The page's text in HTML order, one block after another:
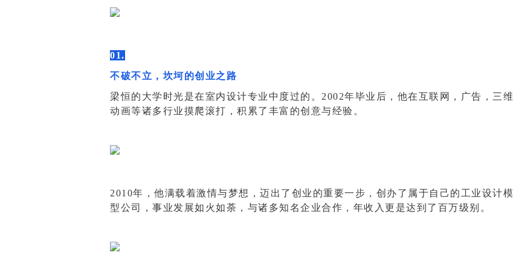
01.
不破不立，坎坷的创业之路
梁恒的大学时光是在室内设计专业中度过的。2002年毕业后，他在互联网，广告，三维
动画等诸多行业摸爬滚打，积累了丰富的创意与经验。
2010年，他满载着激情与梦想，迈出了创业的重要一步，创办了属于自己的工业设计模
型公司，事业发展如火如荼，与诸多知名企业合作，年收入更是达到了百万级别。